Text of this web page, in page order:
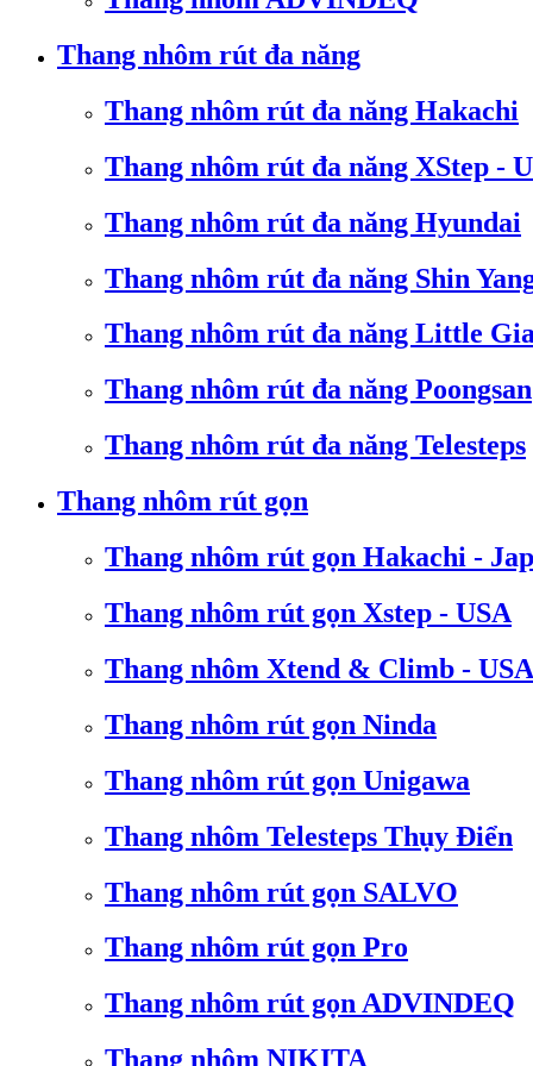
Thang nhôm rút đa năng
Thang nhôm rút đa năng Hakachi
Thang nhôm rút đa năng XStep -
Thang nhôm rút đa năng Hyundai
Thang nhôm rút đa năng Shin
Thang nhôm rút đa năng Little
Thang nhôm rút đa năng Poongsan
Thang nhôm rút đa năng Telesteps
Thang nhôm rút gọn
Thang nhôm rút gọn Hakachi -
Thang nhôm rút gọn Xstep - USA
Thang nhôm Xtend & Climb - USA
Thang nhôm rút gọn Ninda
Thang nhôm rút gọn Unigawa
Thang nhôm Telesteps Thụy Điển
Thang nhôm rút gọn SALVO
Thang nhôm rút gọn Pro
Thang nhôm rút gọn ADVINDEQ
Thang nhôm NIKITA